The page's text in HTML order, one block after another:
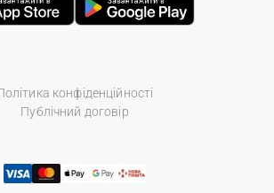
конфіденційності
Публічний договір